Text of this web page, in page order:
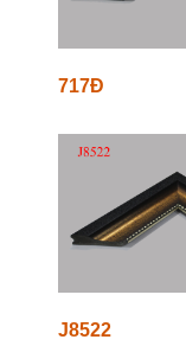
717Đ
J8522